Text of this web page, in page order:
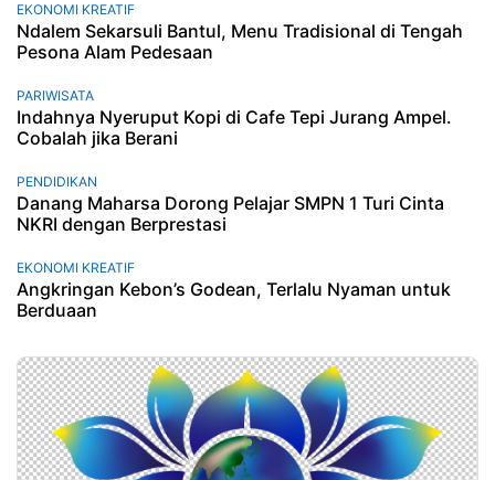
EKONOMI KREATIF
Ndalem Sekarsuli Bantul, Menu Tradisional di Tengah
Pesona Alam Pedesaan
PARIWISATA
Indahnya Nyeruput Kopi di Cafe Tepi Jurang Ampel.
Cobalah jika Berani
PENDIDIKAN
Danang Maharsa Dorong Pelajar SMPN 1 Turi Cinta
NKRI dengan Berprestasi
EKONOMI KREATIF
Angkringan Kebon’s Godean, Terlalu Nyaman untuk
Berduaan